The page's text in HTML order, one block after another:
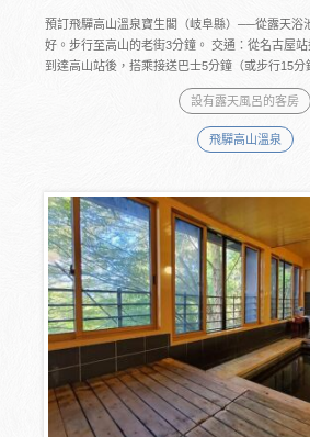
預訂飛驒高山溫泉寶生閣（岐阜縣）──從露天浴
好。步行至高山的老街3分鐘。 交通：從名古屋
到達高山站後，搭乘接送巴士5分鐘（或步行15分
設有露天風呂的客房
飛驒高山溫泉